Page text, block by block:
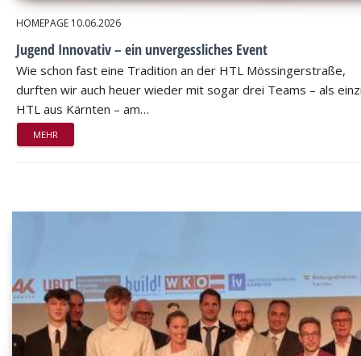
HOMEPAGE 10.06.2026
Jugend Innovativ – ein unvergessliches Event
Wie schon fast eine Tradition an der HTL Mössingerstraße,
durften wir auch heuer wieder mit sogar drei Teams – als
HTL aus Kärnten – am…
MEHR